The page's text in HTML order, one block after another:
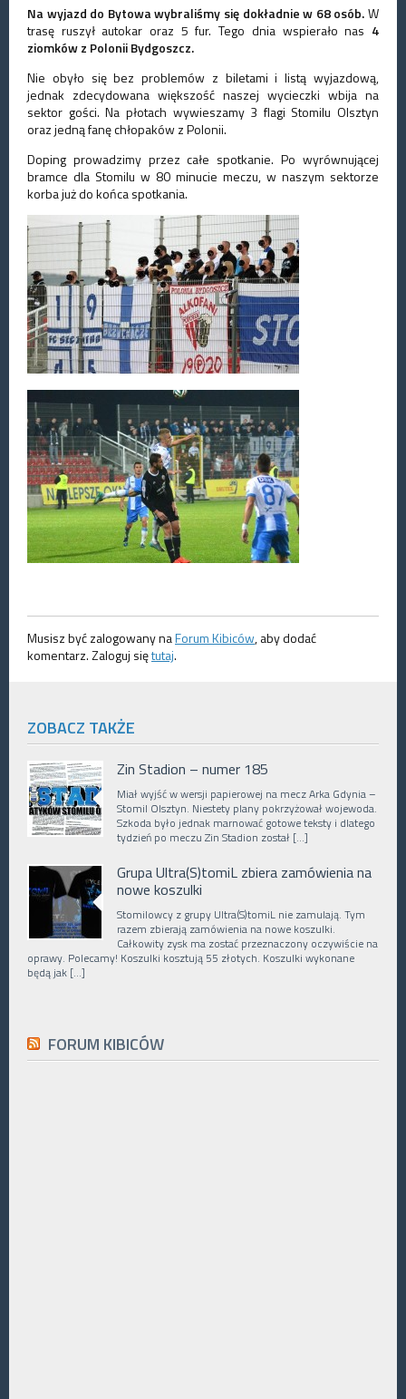
Na wyjazd do Bytowa wybraliśmy się dokładnie w 68 osób.W
trasę ruszył autokar oraz 5 fur. Tego dnia wspierało nas 4
ziomków z Polonii Bydgoszcz.
Nie obyło się bez problemów z biletami i listą wyjazdową,
jednak zdecydowana większość naszej wycieczki wbija na
sektor gości. Na płotach wywieszamy 3 flagi Stomilu Olsztyn
oraz jedną fanę chłopaków z Polonii.
Doping prowadzimy przez całe spotkanie. Po wyrównującej
bramce dla Stomilu w 80 minucie meczu, w naszym sektorze
korba już do końca spotkania.
Musisz być zalogowany naForum Kibiców, aby dodać
komentarz. Zaloguj siętutaj.
ZOBACZ TAKŻE
Zin Stadion – numer 185
Miał wyjść w wersji papierowej na mecz Arka Gdynia –
Stomil Olsztyn. Niestety plany pokrzyżował wojewoda.
Szkoda było jednak marnować gotowe teksty i dlatego
tydzień po meczu Zin Stadion został […]
Grupa Ultra(S)tomiL zbiera zamówienia na
nowe koszulki
Stomilowcy z grupy Ultra(S)tomiL nie zamulają. Tym
razem zbierają zamówienia na nowe koszulki.
Całkowity zysk ma zostać przeznaczony oczywiście na
oprawy. Polecamy! Koszulki kosztują 55 złotych. Koszulki wykonane
będą jak […]
FORUM KIBICÓW